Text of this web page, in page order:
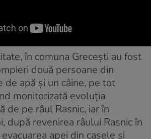
în comuna Greceşti au fost
două persoane din
de apă şi un câine, pe tot
monitorizată evoluţia
de pe râul Rasnic, iar în
după revenirea râului Rasnic în
apei din casele şi